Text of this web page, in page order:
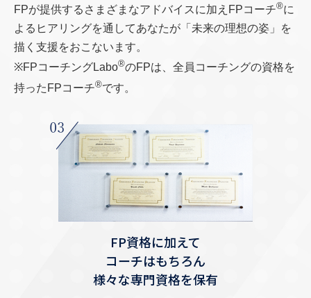
FPが提供するさまざまなアドバイスに加えFPコーチ®に
よるヒアリングを通してあなたが「未来の理想の姿」を
描く支援をおこないます。
※FPコーチングLabo®のFPは、全員コーチングの資格を
持ったFPコーチ®です。
FP資格に加えて
コーチはもちろん
様々な専門資格を保有